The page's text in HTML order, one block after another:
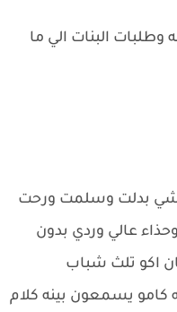
البنات الي ما
بدلت وسلمت ورحت
عالي وردي بدون
اكو تلث شباب
كامو يسمعون بينه كلام